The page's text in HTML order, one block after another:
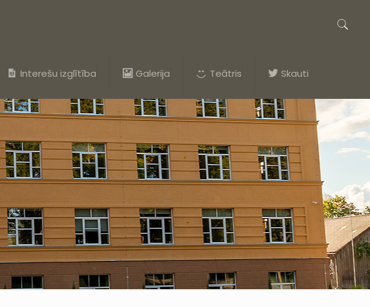
Interešu izglītība Galerija Teātris Skauti